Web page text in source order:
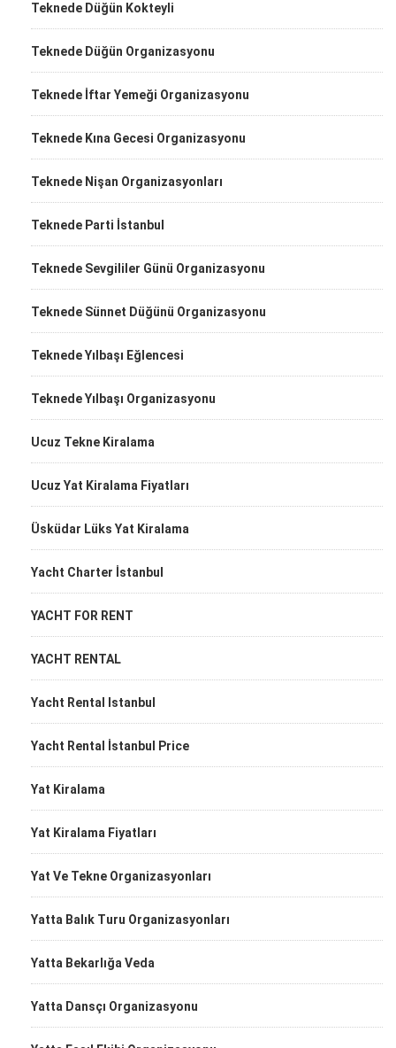
Teknede Düğün Kokteyli
Teknede Düğün Organizasyonu
Teknede İftar Yemeği Organizasyonu
Teknede Kına Gecesi Organizasyonu
Teknede Nişan Organizasyonları
Teknede Parti İstanbul
Teknede Sevgililer Günü Organizasyonu
Teknede Sünnet Düğünü Organizasyonu
Teknede Yılbaşı Eğlencesi
Teknede Yılbaşı Organizasyonu
Ucuz Tekne Kiralama
Ucuz Yat Kiralama Fiyatları
Üsküdar Lüks Yat Kiralama
Yacht Charter İstanbul
YACHT FOR RENT
YACHT RENTAL
Yacht Rental Istanbul
Yacht Rental İstanbul Price
Yat Kiralama
Yat Kiralama Fiyatları
Yat Ve Tekne Organizasyonları
Yatta Balık Turu Organizasyonları
Yatta Bekarlığa Veda
Yatta Dansçı Organizasyonu